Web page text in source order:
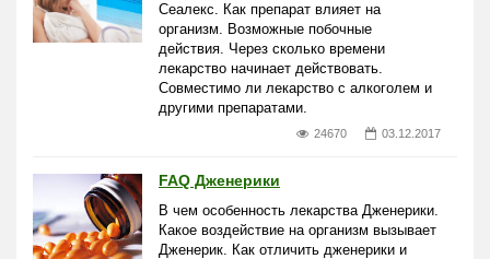
Сеалекс. Как препарат влияет на
организм. Возможные побочные
действия. Через сколько времени
лекарство начинает действовать.
Совместимо ли лекарство с алкоголем и
другими препаратами.
24670 03.12.2017
FAQ Дженерики
В чем особенность лекарства Дженерики.
Какое воздействие на организм вызывает
Дженерик. Как отличить дженерики и